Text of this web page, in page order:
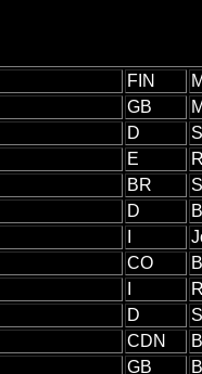
FIN
GB
D
E
BR
D
CO
D
CDN
GB